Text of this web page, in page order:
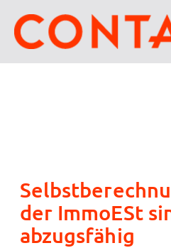
der ImmoESt
abzugsfähig